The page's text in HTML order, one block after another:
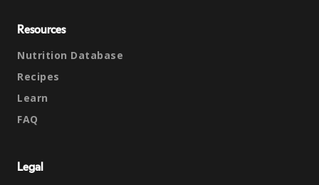
Resources
Nutrition Database
Recipes
Learn
FAQ
Legal